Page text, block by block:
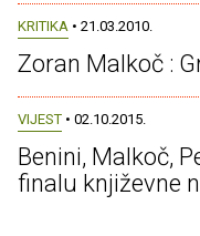
KRITIKA • 21.03.2010.
Zoran Malkoč :
VIJEST • 02.10.2015.
Benini, Malkoč,
finalu književne